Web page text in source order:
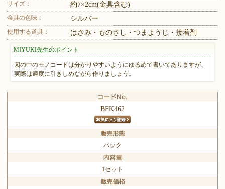
サイズ： 約7×2cm(金具含む)
金具の色味： シルバー
使用する道具： はさみ・ものさし・つまようじ・接着剤
MIYUKI先生のポイント
図の中のモノコードは分かりやすいようにゆるめて書いてありますが、
実際は適度に引きしめながら作りましょう。
BFK462
パック
1セット